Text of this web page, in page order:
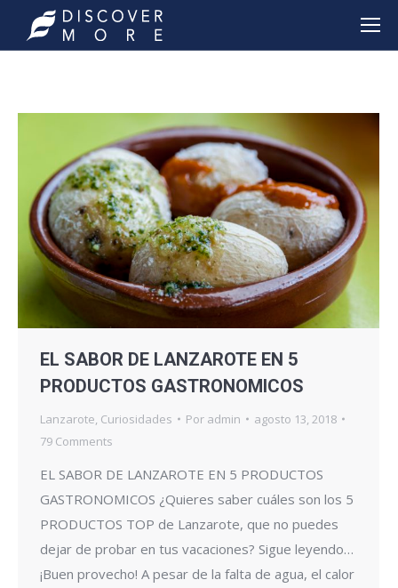
EL SABOR DE LANZAROTE EN 5
PRODUCTOS GASTRONOMICOS
Lanzarote Curiosidades Por admin
agosto 13, 2018
79 Comments
EL SABOR DE LANZAROTE EN 5 PRODUCTOS
GASTRONOMICOS ¿Quieres saber cuáles son los 5
PRODUCTOS TOP de Lanzarote, que no puedes
dejar de probar en tus vacaciones? Sigue leyendo…
¡Buen provecho! A pesar de la falta de agua, el calor